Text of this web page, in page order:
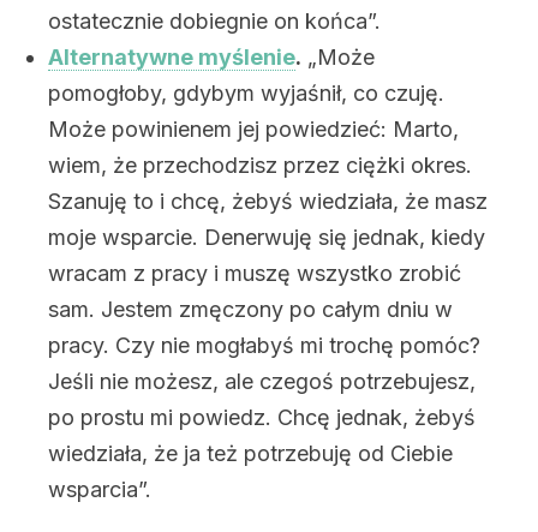
ostatecznie dobiegnie on końca”.
Alternatywne myślenie. „Może
pomogłoby, gdybym wyjaśnił, co czuję.
Może powinienem jej powiedzieć: Marto,
wiem, że przechodzisz przez ciężki okres.
Szanuję to i chcę, żebyś wiedziała, że masz
moje wsparcie. Denerwuję się jednak, kiedy
wracam z pracy i muszę wszystko zrobić
sam. Jestem zmęczony po całym dniu w
pracy. Czy nie mogłabyś mi trochę pomóc?
Jeśli nie możesz, ale czegoś potrzebujesz,
po prostu mi powiedz. Chcę jednak, żebyś
wiedziała, że ja też potrzebuję od Ciebie
wsparcia”.